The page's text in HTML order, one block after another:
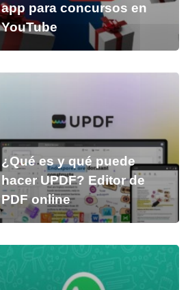
app para concursos en
YouTube
¿Qué es y qué puede
hacer UPDF? Editor de
PDF online